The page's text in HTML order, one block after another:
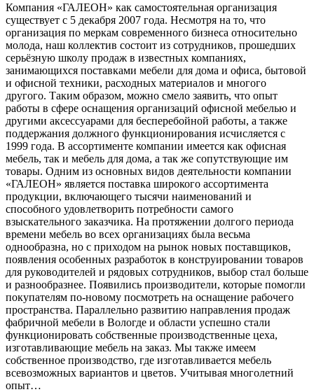
Компания «ГАЛЕОН» как самостоятельная организация
существует с 5 декабря 2007 года. Несмотря на то, что
организация по меркам современного бизнеса относительно
молода, наш коллектив состоит из сотрудников, прошедших
серьёзную школу продаж в известных компаниях,
занимающихся поставками мебели для дома и офиса, бытовой
и офисной техники, расходных материалов и многого
другого. Таким образом, можно смело заявить, что опыт
работы в сфере оснащения организаций офисной мебелью и
другими аксессуарами для бесперебойной работы, а также
поддержания должного функционирования исчисляется с
1999 года. В ассортименте компании имеется как офисная
мебель, так и мебель для дома, а так же сопутствующие им
товары. Одним из основных видов деятельности компании
«ГАЛЕОН» является поставка широкого ассортимента
продукции, включающего тысячи наименований и
способного удовлетворить потребности самого
взыскательного заказчика. На протяжении долгого периода
времени мебель во всех организациях была весьма
однообразна, но с приходом на рынок новых поставщиков,
появления особенных разработок в конструировании товаров
для руководителей и рядовых сотрудников, выбор стал больше
и разнообразнее. Появились производители, которые помогли
покупателям по-новому посмотреть на оснащение рабочего
пространства. Параллельно развитию направления продаж
фабричной мебели в Вологде и области успешно стали
функционировать собственные производственные цеха,
изготавливающие мебель на заказ. Мы также имеем
собственное производство, где изготавливается мебель
всевозможных вариантов и цветов. Учитывая многолетний
опыт…